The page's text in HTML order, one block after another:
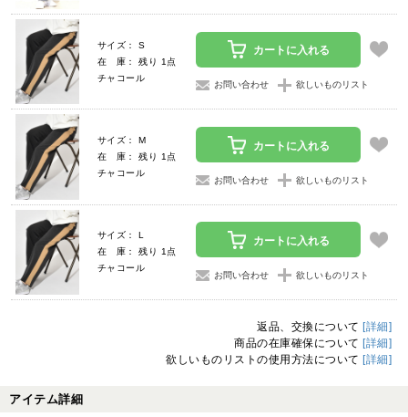
サイズ： S
在 庫： 残り 1点
チャコール
カートに入れる
お問い合わせ 欲しいものリスト
サイズ： M
在 庫： 残り 1点
チャコール
カートに入れる
お問い合わせ 欲しいものリスト
サイズ： L
在 庫： 残り 1点
チャコール
カートに入れる
お問い合わせ 欲しいものリスト
返品、交換について [詳細]
商品の在庫確保について [詳細]
欲しいものリストの使用方法について [詳細]
アイテム詳細